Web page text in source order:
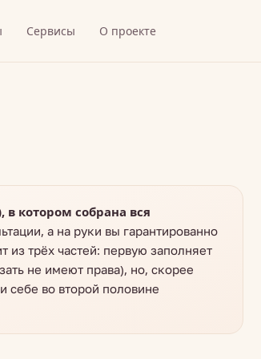
Сервисы О проекте
котором собрана вся
а на руки вы гарантированно
из трёх частей: первую заполняет
не имеют права), но, скорее
себе во второй половине